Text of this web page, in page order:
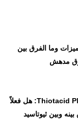
وما الفرق بين
مدهش
ثيوتاسيد بلس اكس ار Thiotacid Plus XR: هل فعلاً
وبين ثيوتاسيد